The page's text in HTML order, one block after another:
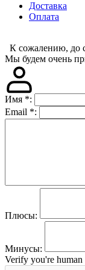
Доставка
Оплата
К сожалению, до
Мы будем очень
Имя *:
Email *:
Плюсы:
Минусы:
Verify you're human